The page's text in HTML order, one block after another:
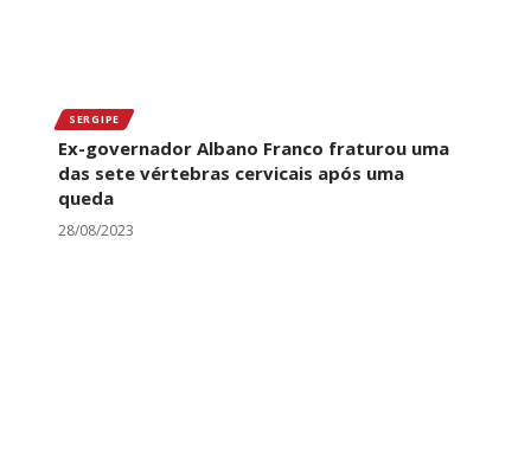
SERGIPE
Ex-governador Albano Franco fraturou uma
das sete vértebras cervicais após uma
queda
28/08/2023